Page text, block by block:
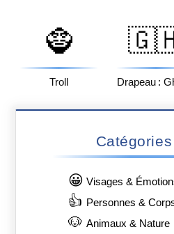
🧌
Troll Drapeau :
😀 Visages &
👍 Personnes &
🐶 Animaux & Nature